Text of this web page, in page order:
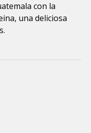
con la
una deliciosa